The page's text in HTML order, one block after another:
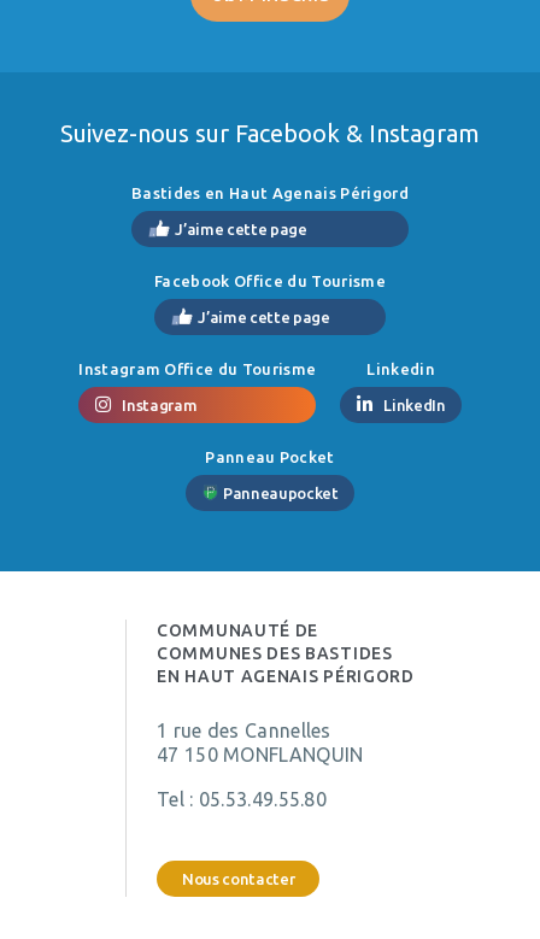
Suivez-nous sur Facebook & Instagram
Bastides en Haut Agenais Périgord
J’aime cette page
Facebook Office du Tourisme
J’aime cette page
Instagram Office du Tourisme
Instagram
Linkedin
LinkedIn
Panneau Pocket
Panneaupocket
COMMUNAUTÉ DE
COMMUNES DES BASTIDES
EN HAUT AGENAIS PÉRIGORD
1 rue des Cannelles
47 150 MONFLANQUIN
Tel : 05.53.49.55.80
Nous contacter